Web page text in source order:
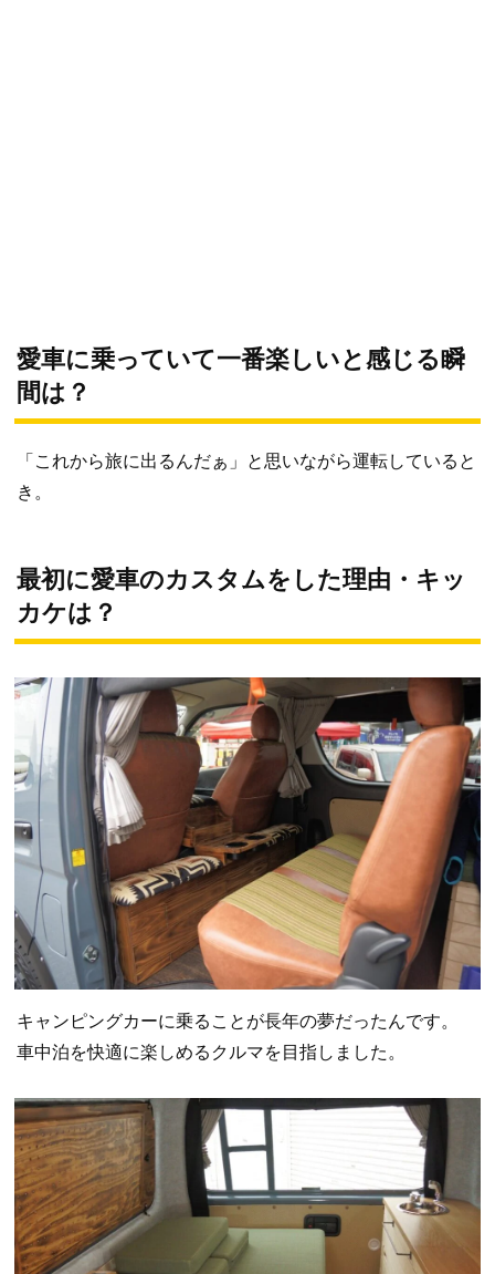
愛車に乗っていて一番楽しいと感じる瞬
間は？
「これから旅に出るんだぁ」と思いながら運転していると
き。
最初に愛車のカスタムをした理由・キッ
カケは？
キャンピングカーに乗ることが長年の夢だったんです。
車中泊を快適に楽しめるクルマを目指しました。